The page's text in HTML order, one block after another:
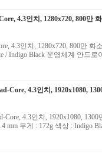
4.3인치, 1280x720, 800만
4.3인치, 1280x720, 800만
/ Indigo Black 운영체계 안드
Core, 4.3인치, 1920x1080,
Core, 4.3인치, 1920x1080,
무게 : 172g 색상 : Indigo